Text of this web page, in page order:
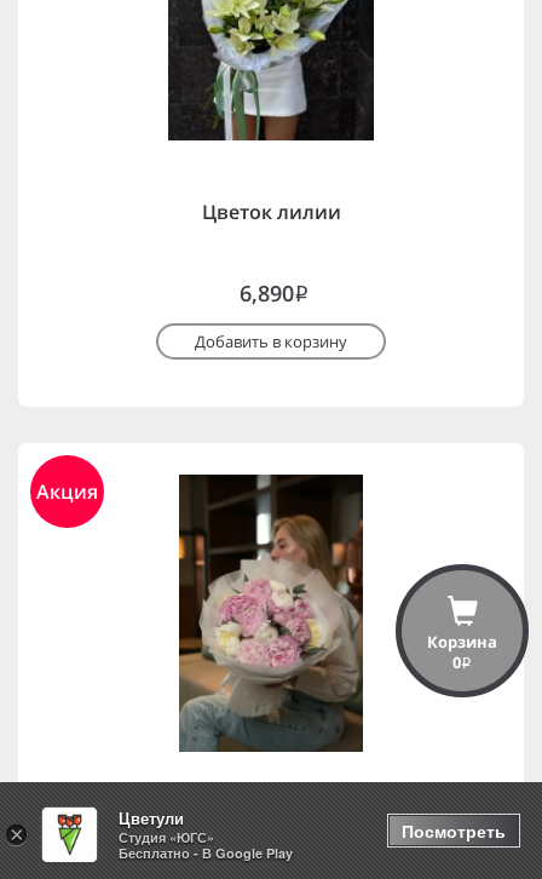
Цветок лилии
6,890i
Добавить в корзину
Акция
Моно из пионов 15 шт.
Корзина
0i
×
Цветули
Студия «ЮГС»
Бесплатно - В Google Play
Посмотреть